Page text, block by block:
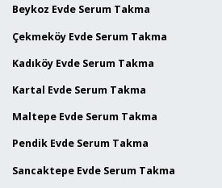
Beykoz Evde Serum Takma
Çekmeköy Evde Serum Takma
Kadıköy Evde Serum Takma
Kartal Evde Serum Takma
Maltepe Evde Serum Takma
Pendik Evde Serum Takma
Sancaktepe Evde Serum Takma